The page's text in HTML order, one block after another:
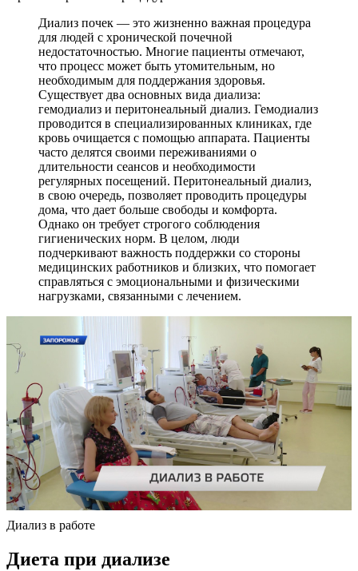
Диализ почек — это жизненно важная процедура
для людей с хронической почечной
недостаточностью. Многие пациенты отмечают,
что процесс может быть утомительным, но
необходимым для поддержания здоровья.
Существует два основных вида диализа:
гемодиализ и перитонеальный диализ. Гемодиализ
проводится в специализированных клиниках, где
кровь очищается с помощью аппарата. Пациенты
часто делятся своими переживаниями о
длительности сеансов и необходимости
регулярных посещений. Перитонеальный диализ,
в свою очередь, позволяет проводить процедуры
дома, что дает больше свободы и комфорта.
Однако он требует строгого соблюдения
гигиенических норм. В целом, люди
подчеркивают важность поддержки со стороны
медицинских работников и близких, что помогает
справляться с эмоциональными и физическими
нагрузками, связанными с лечением.
Диализ в работе
Диета при диализе